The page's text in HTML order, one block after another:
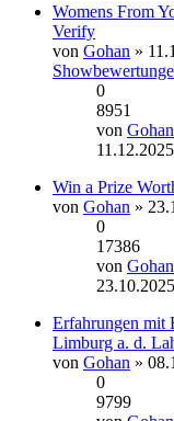
Womens From
Verify
von Gohan »
0
8951
von Gohan
Win a Prize
von Gohan »
0
17386
von Gohan
Erfahrungen mit
Limburg a. d.
von Gohan »
0
9799